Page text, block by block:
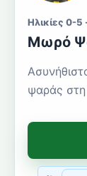
Ηλικίες 0-5
Μωρό
ψαράς στη